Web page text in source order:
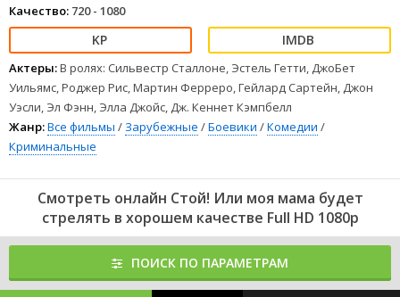
Качество: 720 - 1080
Актеры:В ролях: Сильвестр Сталлоне, Эстель Гетти, ДжоБет
Уильямс, Роджер Рис, Мартин Ферреро, Гейлард Сартейн, Джон
Уэсли, Эл Фэнн, Элла Джойс, Дж. Кеннет Кэмпбелл
Жанр:Все фильмы / Зарубежные /Боевики /Комедии /
Криминальные
Смотреть онлайн Стой! Или моя мама будет
стрелять в хорошем качестве Full HD 1080p
ПОИСК ПО ПАРАМЕТРАМ